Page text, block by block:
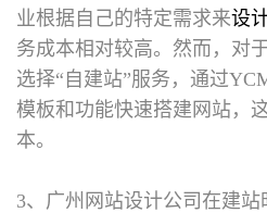
业根据自己的特定需求来设
务成本相对较高。然而，对
选择“自建站”服务，通过
模板和功能快速搭建网站，
本。
3、广州网站设计公司在建